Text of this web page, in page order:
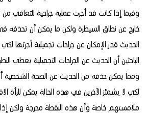
وفيما إذا كانت قد أجرت عملية جراحية للتعافي
خارج عن نطاق السيطرة ولكن ما يمكن أن تحذفه
الحديث قدر الإمكان عن جراحات تجميلية أجرتها
الباحثين أن الحديث عن الجراحات التجميلية يعطي
ومما يمكن حذفه من الحديث عن الصحة
لكي لا يشمئز الآخرين في هذه الحالة يمكن للرأة
ملامستهم خاصة وأن هذه النقطة محرجة ولكن إذا